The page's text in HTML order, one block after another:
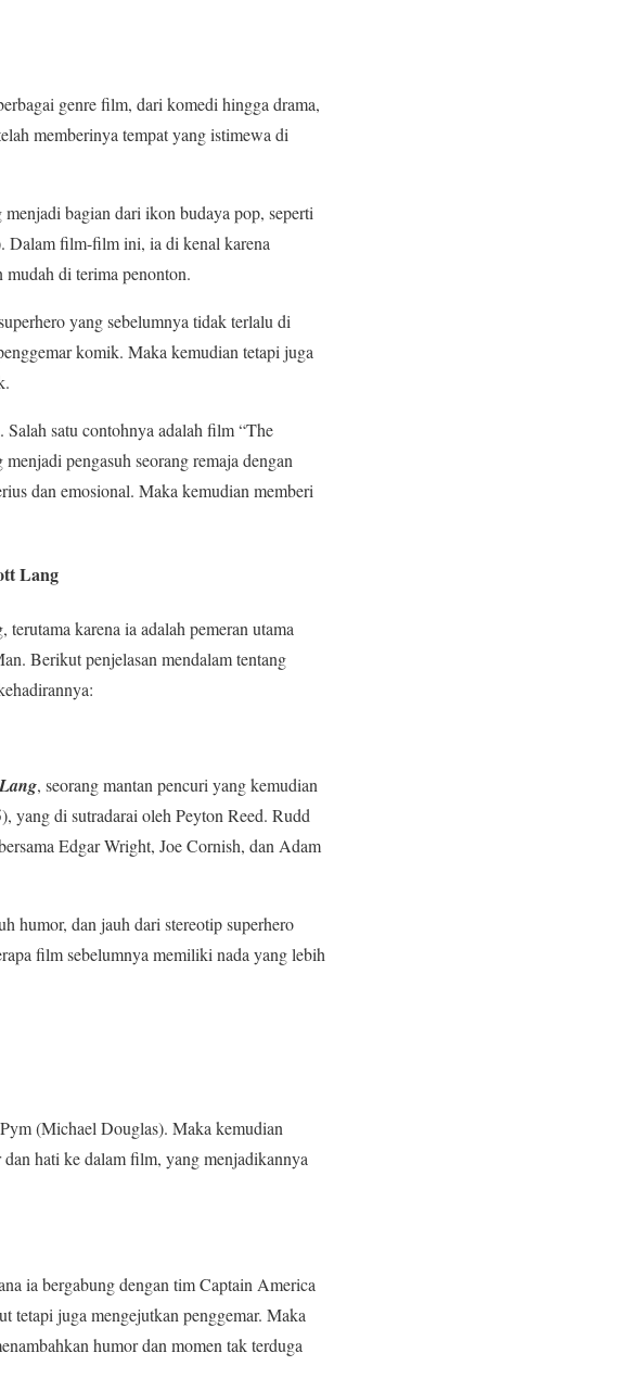
genre film, dari komedi hingga drama,
memberinya tempat yang istimewa di
bagian dari ikon budaya pop, seperti
Dalam film-film ini, ia di kenal karena
di terima penonton.
yang sebelumnya tidak terlalu di
komik. Maka kemudian tetapi juga
satu contohnya adalah film “The
pengasuh seorang remaja dengan
dan emosional. Maka kemudian memberi
Lang
karena ia adalah pemeran utama
Berikut penjelasan mendalam tentang
, seorang mantan pencuri yang kemudian
yang di sutradarai oleh Peyton Reed. Rudd
Edgar Wright, Joe Cornish, dan Adam
humor, dan jauh dari stereotip superhero
film sebelumnya memiliki nada yang lebih
(Michael Douglas). Maka kemudian
hati ke dalam film, yang menjadikannya
ia bergabung dengan tim Captain America
tetapi juga mengejutkan penggemar. Maka
humor dan momen tak terduga